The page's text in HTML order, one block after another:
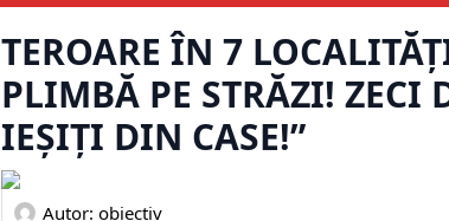
TEROARE ÎN 7
PLIMBĂ PE STRĂZI! ZECI
IEȘIȚI DIN CASE!”
Autor: obiectiv